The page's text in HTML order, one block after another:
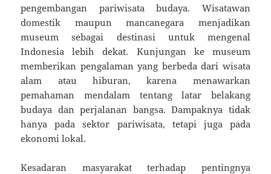
pengembangan pariwisata budaya. Wisatawan
domestik maupun mancanegara menjadikan
museum sebagai destinasi untuk mengenal
Indonesia lebih dekat. Kunjungan ke museum
memberikan pengalaman yang berbeda dari wisata
alam atau hiburan, karena menawarkan
pemahaman mendalam tentang latar belakang
budaya dan perjalanan bangsa. Dampaknya tidak
hanya pada sektor pariwisata, tetapi juga pada
ekonomi lokal.
Kesadaran masyarakat terhadap pentingnya